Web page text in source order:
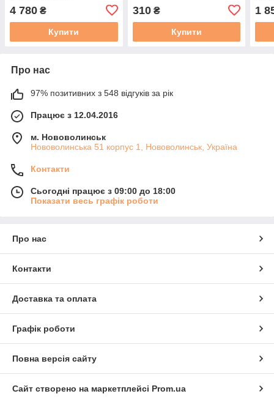
4 780 ₴
Купити
310₴
Купити
1
Про нас
97% позитивних з 548 відгуків за рік
Працює з 12.04.2016
м. Нововолинськ
Нововолинська 51 корпус 1, Нововолинськ, Україна
Контакти
Сьогодні працює з 09:00 до 18:00
Показати весь графік роботи
Про нас
Контакти
Доставка та оплата
Графік роботи
Повна версія сайту
Сайт створено на маркетплейсі Prom.ua